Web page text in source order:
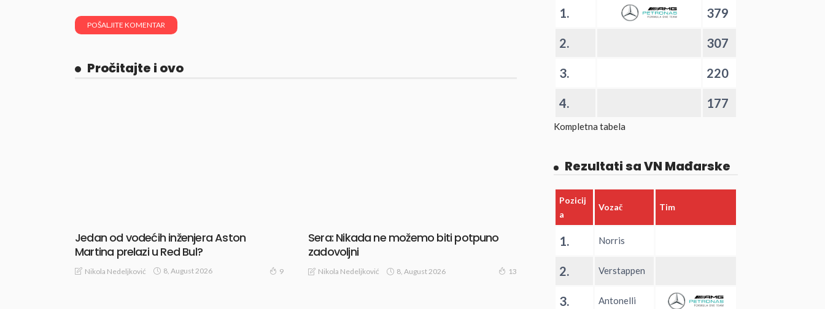
Pročitajte i ovo
Jedan od vodećih inženjera Aston
Martina prelazi u Red Bul?
Nikola Nedeljković 8, August 2026 9
Sera: Nikada ne možemo biti potpuno
zadovoljni
Nikola Nedeljković 8, August 2026 13
1. 379
2. 307
3. 220
4. 177
Kompletna tabela
Rezultati sa VN Mađarske
Pozicij
a
Vozač Tim
1. Norris
2. Verstappen
3. Antonelli